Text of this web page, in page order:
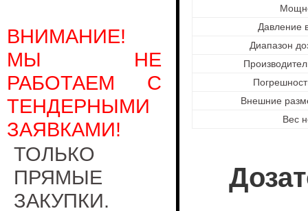
ВНИМАНИЕ!
МЫ НЕ
РАБОТАЕМ С
ТЕНДЕРНЫМИ
ЗАЯВКАМИ!
ТОЛЬКО
ПРЯМЫЕ
ЗАКУПКИ.
Давление
Диапазон
Внешние
Вес